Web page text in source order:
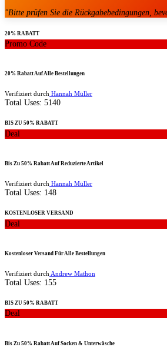
"Bitte prüfen Sie die Rückgabebedingungen,
20% RABATT
Promo Code
20% Rabatt Auf Alle Bestellungen
Verifiziert durch Hannah Müller
Total Uses: 5140
BIS ZU 50% RABATT
Deal
Bis Zu 50% Rabatt Auf Reduzierte Artikel
Verifiziert durch Hannah Müller
Total Uses: 148
KOSTENLOSER VERSAND
Deal
Kostenloser Versand Für Alle Bestellungen
Verifiziert durch Andrew Mathon
Total Uses: 155
BIS ZU 50% RABATT
Deal
Bis Zu 50% Rabatt Auf Socken & Unterwäsche